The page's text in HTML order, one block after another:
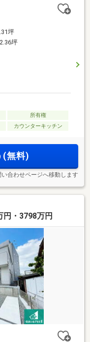
坪
坪
所有権
カウンターキッチン
(無料)
い合わせページへ移動します
・3798万円